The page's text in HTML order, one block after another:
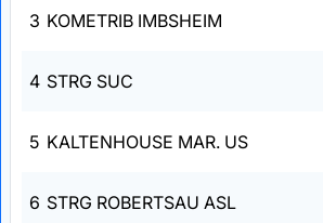
3 KOMETRIB IMBSHEIM
4 STRG SUC
5 KALTENHOUSE MAR. US
6 STRG ROBERTSAU ASL